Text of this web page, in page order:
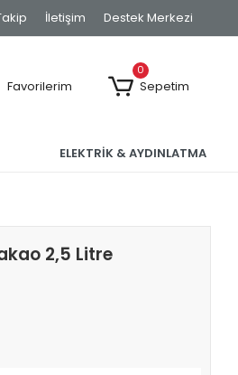
İletişim Destek Merkezi
Favorilerim
0
Sepetim
ELEKTRİK & AYDINLATMA
2,5 Litre